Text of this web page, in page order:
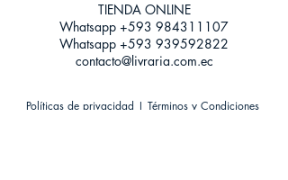
TIENDA ONLINE​
Whatsapp +593 984311107
Whatsapp +593 939592822
contacto@livraria.com.ec
Políticas de privacidad | Términos y Condiciones